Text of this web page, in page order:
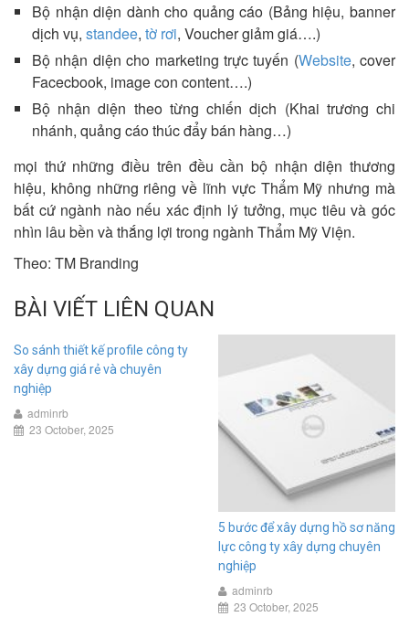
Bộ nhận diện dành cho quảng cáo (Bảng hiệu, banner
dịch vụ, standee, tờ rơi, Voucher giảm giá….)
Bộ nhận diện cho marketing trực tuyến (Website, cover
Facecbook, image con content….)
Bộ nhận diện theo từng chiến dịch (Khai trương chi
nhánh, quảng cáo thúc đẩy bán hàng…)
mọi thứ những điều trên đều cần bộ nhận diện thương
hiệu, không những riêng về lĩnh vực Thẩm Mỹ nhưng mà
bất cứ ngành nào nếu xác định lý tưởng, mục tiêu và góc
nhìn lâu bền và thắng lợi trong ngành Thẩm Mỹ Viện.
Theo: TM Branding
BÀI VIẾT LIÊN QUAN
So sánh thiết kế profile công ty
xây dựng giá rẻ và chuyên
nghiệp
adminrb
23 October, 2025
5 bước để xây dựng hồ sơ năng
lực công ty xây dựng chuyên
nghiệp
adminrb
23 October, 2025